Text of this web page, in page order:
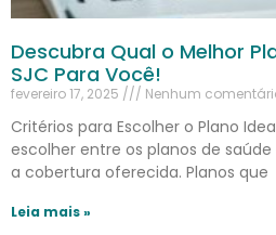
Descubra Qual o Melhor
SJC Para Você!
fevereiro 17, 2025 Nenhum
Critérios para Escolher o Plano
escolher entre os planos de
a cobertura oferecida. Planos que
Leia mais »